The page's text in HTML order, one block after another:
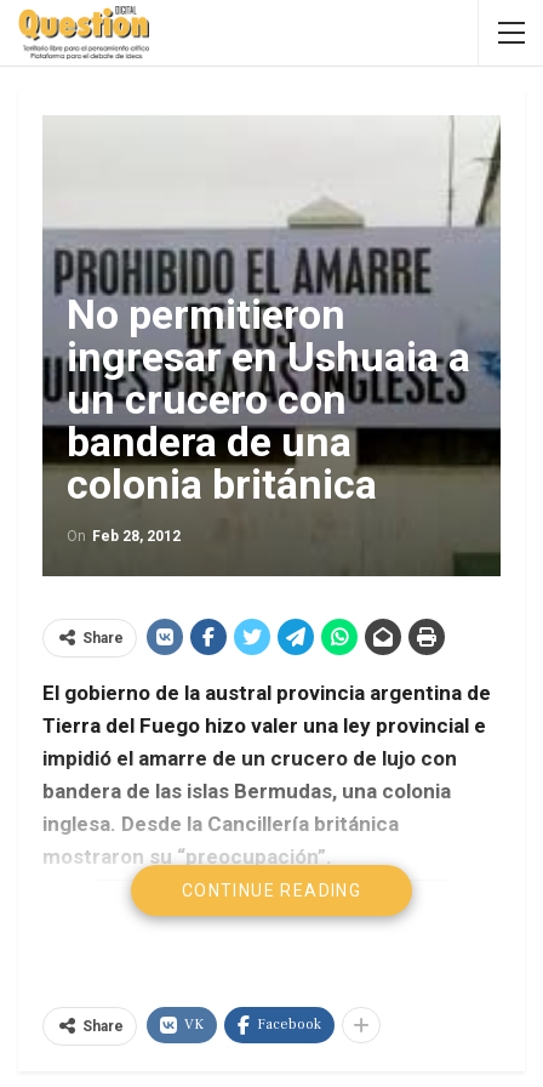
No permitieron
ingresar en Ushuaia a
un crucero con
bandera de una
colonia británica
On Feb 28, 2012
Share
El gobierno de la austral provincia argentina de
Tierra del Fuego hizo valer una ley provincial e
impidió el amarre de un crucero de lujo con
bandera de las islas Bermudas, una colonia
inglesa. Desde la Cancillería británica
mostraron su “preocupación”.
CONTINUE READING
Share VK Facebook